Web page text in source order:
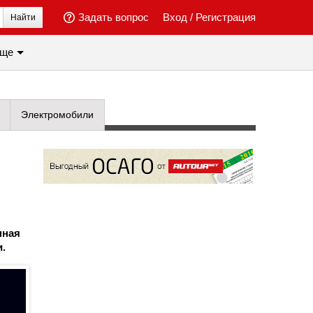
Вход / Регистрация
Задать вопрос
Найти
Электромобили